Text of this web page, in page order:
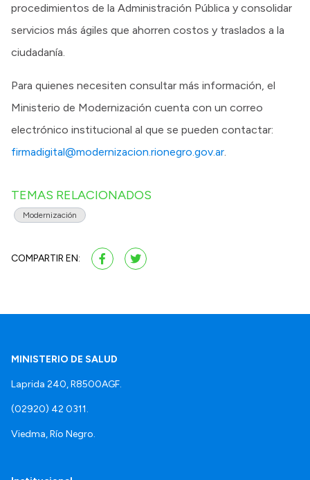
procedimientos de la Administración Pública y consolidar
servicios más ágiles que ahorren costos y traslados a la
ciudadanía.
Para quienes necesiten consultar más información, el
Ministerio de Modernización cuenta con un correo
electrónico institucional al que se pueden contactar:
firmadigital@modernizacion.rionegro.gov.ar
TEMAS RELACIONADOS
Modernización
COMPARTIR EN:
MINISTERIO DE SALUD
Laprida 240, R8500AGF.
(02920) 42 0311.
Viedma, Río Negro.